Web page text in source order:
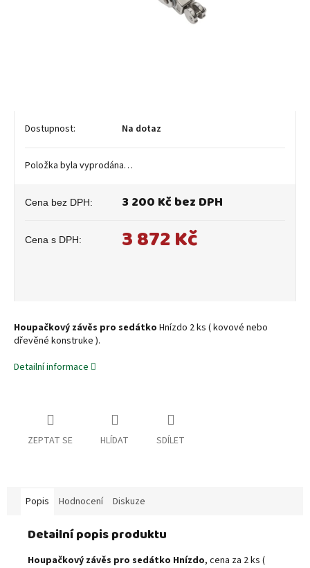
3 872 Kč
3 200 Kč bez DPH
Na dotaz
Položka byla vyprodána…
Houpačkový závěs pro sedátko Hnízdo 2 ks ( kovové nebo
dřevěné konstruke ).
Detailní informace
ZEPTAT SE HLÍDAT SDÍLET
Popis Hodnocení Diskuze
Detailní popis produktu
Houpačkový závěs pro sedátko Hnízdo, cena za 2 ks (